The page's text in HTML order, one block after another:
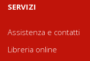
SERVIZI
Assistenza e contatti
Libreria online